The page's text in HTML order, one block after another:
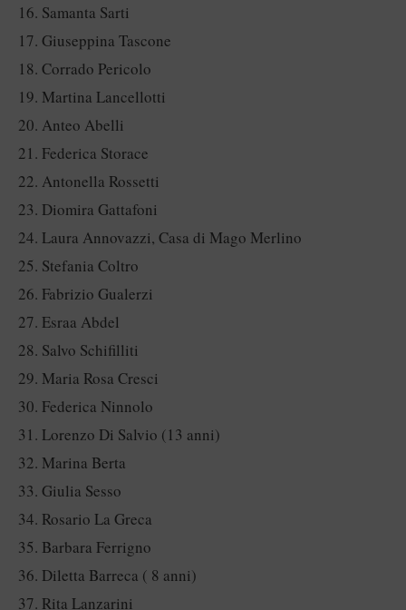
Samanta Sarti
Giuseppina Tascone
Corrado Pericolo
Martina Lancellotti
Anteo Abelli
Federica Storace
Antonella Rossetti
Diomira Gattafoni
Laura Annovazzi, Casa di Mago Merlino
Stefania Coltro
Fabrizio Gualerzi
Esraa Abdel
Salvo Schifilliti
Maria Rosa Cresci
Federica Ninnolo
Lorenzo Di Salvio (13 anni)
Marina Berta
Giulia Sesso
Rosario La Greca
Barbara Ferrigno
Diletta Barreca ( 8 anni)
Rita Lanzarini